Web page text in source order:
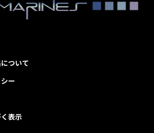
ついて
ー
表示